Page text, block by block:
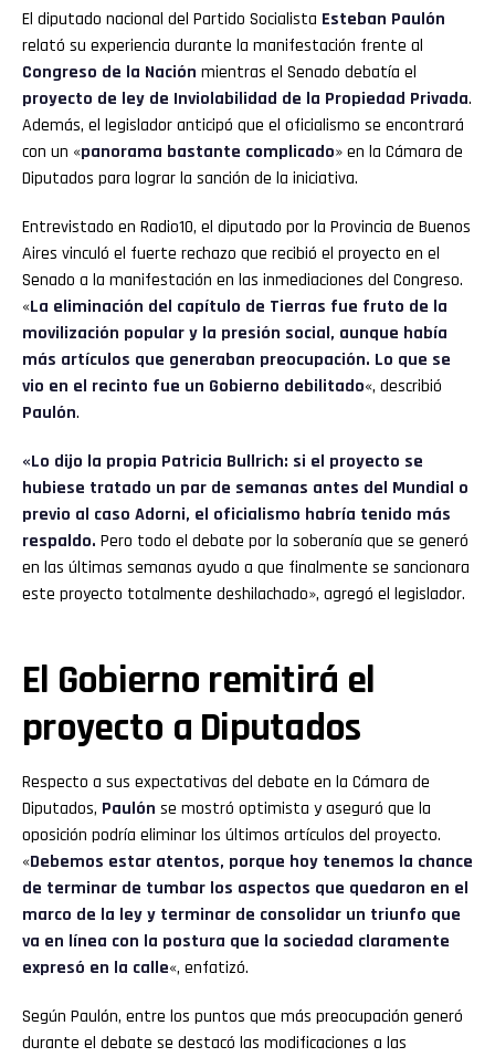
El diputado nacional del Partido Socialista Esteban Paulón
relató su experiencia durante la manifestación frente al
Congreso de la Nación mientras el Senado debatía el
proyecto de ley de Inviolabilidad de la Propiedad Privada.
Además, el legislador anticipó que el oficialismo se encontrará
con un «panorama bastante complicado» en la Cámara de
Diputados para lograr la sanción de la iniciativa.
Entrevistado en Radio10, el diputado por la Provincia de Buenos
Aires vinculó el fuerte rechazo que recibió el proyecto en el
Senado a la manifestación en las inmediaciones del Congreso.
«La eliminación del capítulo de Tierras fue fruto de la
movilización popular y la presión social, aunque había
más artículos que generaban preocupación. Lo que se
vio en el recinto fue un Gobierno debilitado«, describió
Paulón.
«Lo dijo la propia Patricia Bullrich: si el proyecto se
hubiese tratado un par de semanas antes del Mundial o
previo al caso Adorni, el oficialismo habría tenido más
respaldo. Pero todo el debate por la soberanía que se generó
en las últimas semanas ayudo a que finalmente se sancionara
este proyecto totalmente deshilachado», agregó el legislador.
El Gobierno remitirá el
proyecto a Diputados
Respecto a sus expectativas del debate en la Cámara de
Diputados, Paulón se mostró optimista y aseguró que la
oposición podría eliminar los últimos artículos del proyecto.
«Debemos estar atentos, porque hoy tenemos la chance
de terminar de tumbar los aspectos que quedaron en el
marco de la ley y terminar de consolidar un triunfo que
va en línea con la postura que la sociedad claramente
expresó en la calle«, enfatizó.
Según Paulón, entre los puntos que más preocupación generó
durante el debate se destacó las modificaciones a las